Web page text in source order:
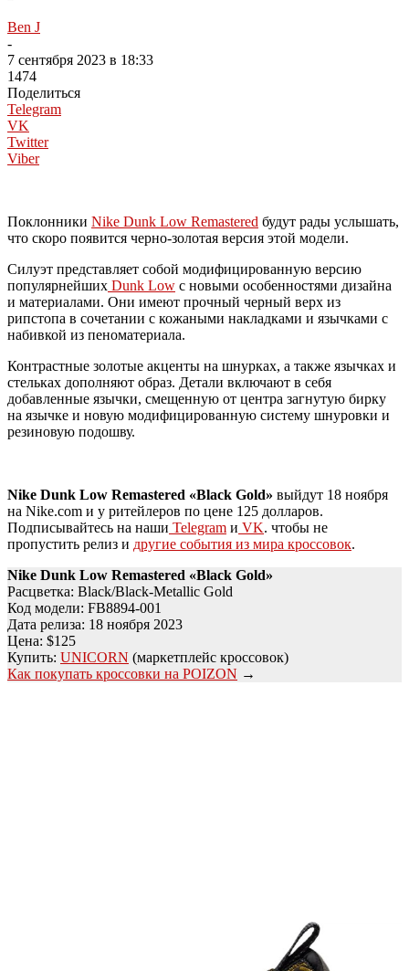
Ben J
-
7 сентября 2023 в 18:33
1474
Поделиться
Telegram
VK
Twitter
Viber
Поклонники Nike Dunk Low Remastered будут рады услышать,
что скоро появится черно-золотая версия этой модели.
Силуэт представляет собой модифицированную версию
популярнейших Dunk Low с новыми особенностями дизайна
и материалами. Они имеют прочный черный верх из
рипстопа в сочетании с кожаными накладками и язычками с
набивкой из пеноматериала.
Контрастные золотые акценты на шнурках, а также язычках и
стельках дополняют образ. Детали включают в себя
добавленные язычки, смещенную от центра загнутую бирку
на язычке и новую модифицированную систему шнуровки и
резиновую подошву.
Nike Dunk Low Remastered «Black Gold» выйдут 18 ноября
на Nike.com и у ритейлеров по цене 125 долларов.
Подписывайтесь на наши Telegram и VK. чтобы не
пропустить релиз и другие события из мира кроссовок.
Nike Dunk Low Remastered «Black Gold»
Расцветка: Black/Black-Metallic Gold
Код модели: FB8894-001
Дата релиза: 18 ноября 2023
Цена: $125
Купить: UNICORN (маркетплейс кроссовок)
Как покупать кроссовки на POIZON →